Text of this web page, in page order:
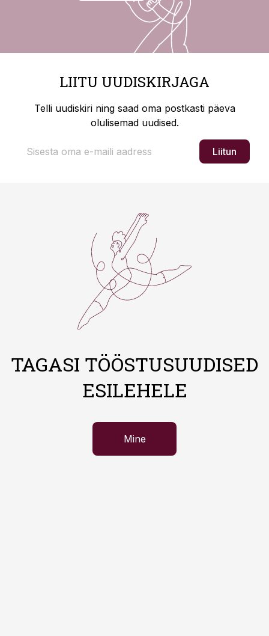
LIITU UUDISKIRJAGA
Telli uudiskiri ning saad oma postkasti päeva
olulisemad uudised.
Liitun
TAGASI TÖÖSTUSUUDISED
ESILEHELE
Mine